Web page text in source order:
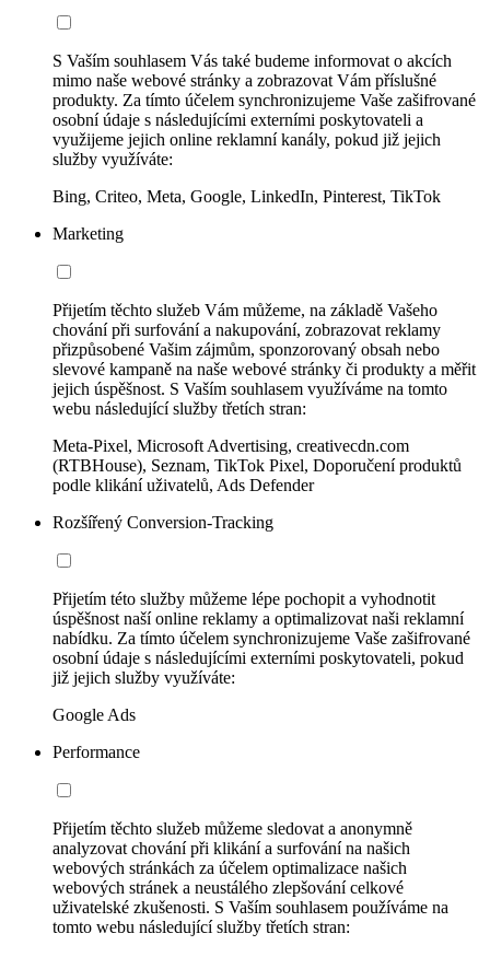
S Vaším souhlasem Vás také budeme informovat o akcích
mimo naše webové stránky a zobrazovat Vám příslušné
produkty. Za tímto účelem synchronizujeme Vaše zašifrované
osobní údaje s následujícími externími poskytovateli a
využijeme jejich online reklamní kanály, pokud již jejich
služby využíváte:
Bing, Criteo, Meta, Google, LinkedIn, Pinterest, TikTok
Marketing
Přijetím těchto služeb Vám můžeme, na základě Vašeho
chování při surfování a nakupování, zobrazovat reklamy
přizpůsobené Vašim zájmům, sponzorovaný obsah nebo
slevové kampaně na naše webové stránky či produkty a měřit
jejich úspěšnost. S Vaším souhlasem využíváme na tomto
webu následující služby třetích stran:
Meta-Pixel, Microsoft Advertising, creativecdn.com
(RTBHouse), Seznam, TikTok Pixel, Doporučení produktů
podle klikání uživatelů, Ads Defender
Rozšířený Conversion-Tracking
Přijetím této služby můžeme lépe pochopit a vyhodnotit
úspěšnost naší online reklamy a optimalizovat naši reklamní
nabídku. Za tímto účelem synchronizujeme Vaše zašifrované
osobní údaje s následujícími externími poskytovateli, pokud
již jejich služby využíváte:
Google Ads
Performance
Přijetím těchto služeb můžeme sledovat a anonymně
analyzovat chování při klikání a surfování na našich
webových stránkách za účelem optimalizace našich
webových stránek a neustálého zlepšování celkové
uživatelské zkušenosti. S Vaším souhlasem používáme na
tomto webu následující služby třetích stran: